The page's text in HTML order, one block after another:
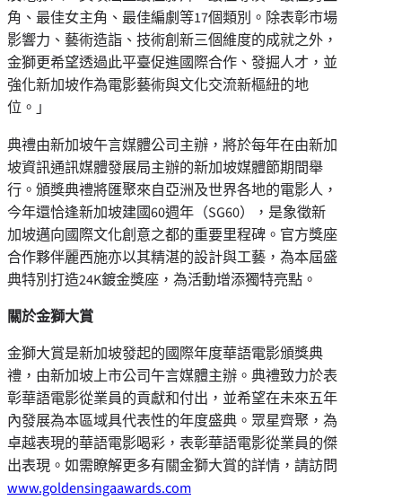
角、最佳女主角、最佳編劇等17個類別。除表彰市場
影響力、藝術造詣、技術創新三個維度的成就之外，
金獅更希望透過此平臺促進國際合作、發掘人才，並
強化新加坡作為電影藝術與文化交流新樞紐的地
位。」
典禮由新加坡午言媒體公司主辦，將於每年在由新加
坡資訊通訊媒體發展局主辦的新加坡媒體節期間舉
行。頒獎典禮將匯聚來自亞洲及世界各地的電影人，
今年還恰逢新加坡建國60週年（SG60），是象徵新
加坡邁向國際文化創意之都的重要里程碑。官方獎座
合作夥伴麗西施亦以其精湛的設計與工藝，為本屆盛
典特別打造24K鍍金獎座，為活動增添獨特亮點。
關於金獅大賞
金獅大賞是新加坡發起的國際年度華語電影頒獎典
禮，由新加坡上市公司午言媒體主辦。典禮致力於表
彰華語電影從業員的貢獻和付出，並希望在未來五年
內發展為本區域具代表性的年度盛典。眾星齊聚，為
卓越表現的華語電影喝彩，表彰華語電影從業員的傑
出表現。如需瞭解更多有關金獅大賞的詳情，請訪問
www.goldensingaawards.com